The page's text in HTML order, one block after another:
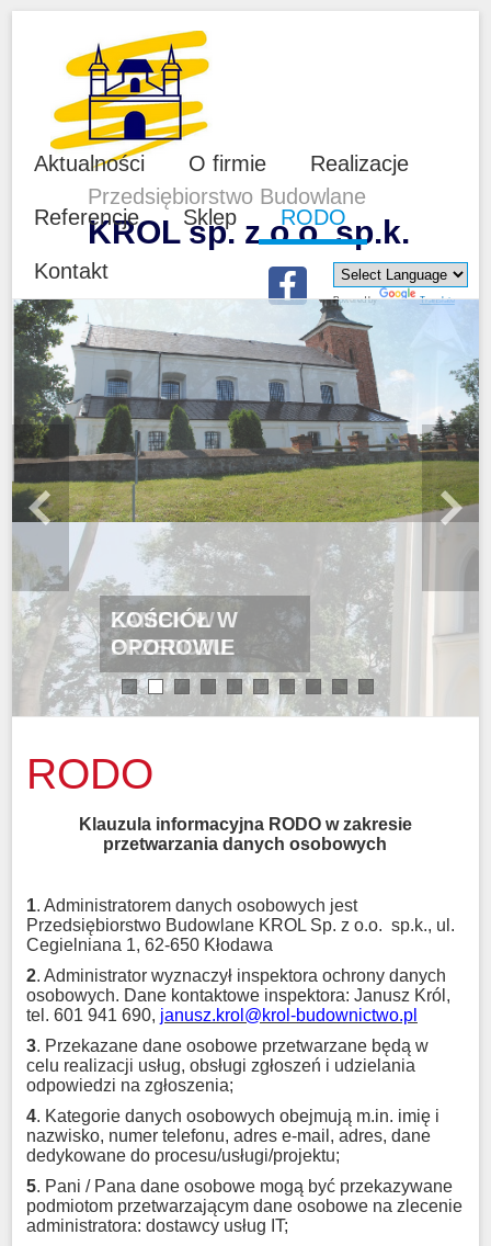
Przedsiębiorstwo Budowlane
KROL sp. z o.o. sp.k.
Powered by Translate
Aktualności O firmie Realizacje
Referencje Sklep RODO
Kontakt
KOŚCIÓŁ W
OPOROWIE
1 2 3 5 6 7 8 9 10
RODO
Klauzula informacyjna RODO w zakresie
przetwarzania danych osobowych
1. Administratorem danych osobowych jest
Przedsiębiorstwo Budowlane KROL Sp. z o.o. sp.k., ul.
Cegielniana 1, 62-650 Kłodawa
2. Administrator wyznaczył inspektora ochrony danych
osobowych. Dane kontaktowe inspektora: Janusz Król,
tel. 601 941 690, janusz.krol@krol-budownictwo.pl
3. Przekazane dane osobowe przetwarzane będą w
celu realizacji usług, obsługi zgłoszeń i udzielania
odpowiedzi na zgłoszenia;
4. Kategorie danych osobowych obejmują m.in. imię i
nazwisko, numer telefonu, adres e-mail, adres, dane
dedykowane do procesu/usługi/projektu;
5. Pani / Pana dane osobowe mogą być przekazywane
podmiotom przetwarzającym dane osobowe na zlecenie
administratora: dostawcy usług IT;